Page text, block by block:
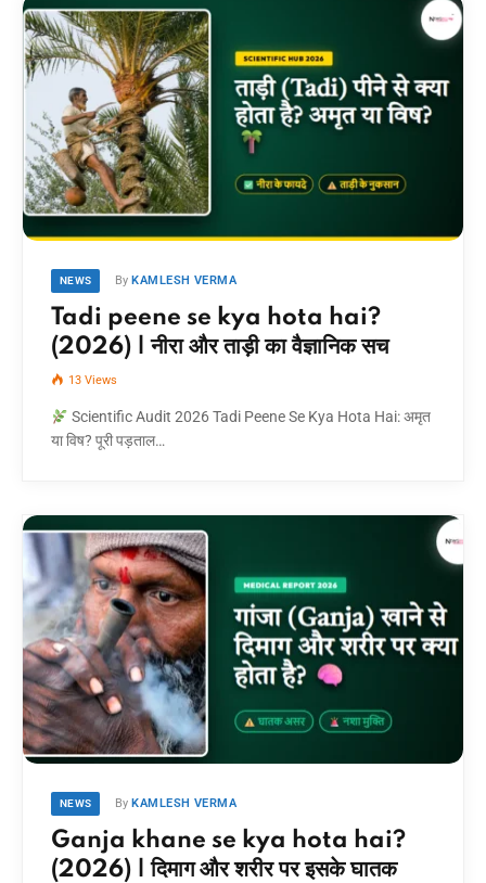
NEWS By KAMLESH VERMA
Tadi peene se kya hota hai?
(2026) | नीरा और ताड़ी का वैज्ञानिक सच
13 Views
Scientific Audit 2026 Tadi Peene Se Kya Hota Hai: अमृत
या विष? पूरी पड़ताल…
NEWS By KAMLESH VERMA
Ganja khane se kya hota hai?
(2026) | दिमाग और शरीर पर इसके घातक